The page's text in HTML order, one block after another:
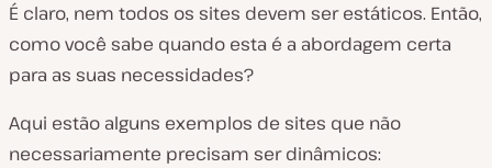
É claro, nem todos os sites devem ser estáticos. Então,
como você sabe quando esta é a abordagem certa
para as suas necessidades?
Aqui estão alguns exemplos de sites que não
necessariamente precisam ser dinâmicos: